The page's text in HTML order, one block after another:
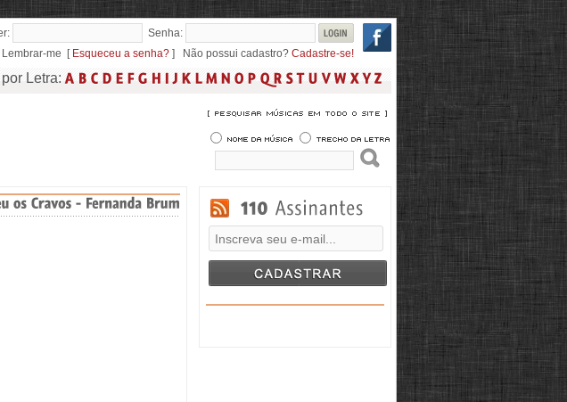
Senha:
Lembrar-me [ Esqueceu a senha? ] Não possui cadastro? Cadastre-se!
Letra: